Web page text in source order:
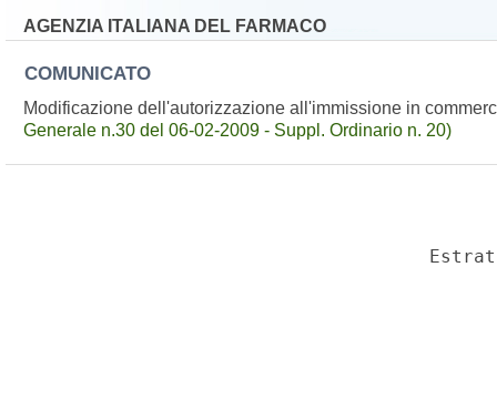
AGENZIA ITALIANA DEL FARMACO
COMUNICATO
Modificazione dell'autorizzazione all'immissione in
Generale n.30 del 06-02-2009 - Suppl. Ordinario n. 20)